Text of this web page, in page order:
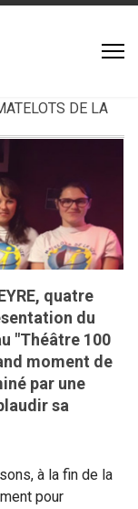
DE LA
quatre
du
"Théâtre 100
moment de
par une
sa
à la fin de la
pour